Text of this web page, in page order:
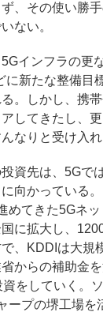
、その使い勝
ない。
インフラの更
に新たな整備目
。しかし、携
してきたし、
なりと受け入れ
資先は、5Gで
向かっている
めてきた5Gネ
に拡大し、
、KDDIは大規
からの補助金
をしていく。
ープの堺工場を